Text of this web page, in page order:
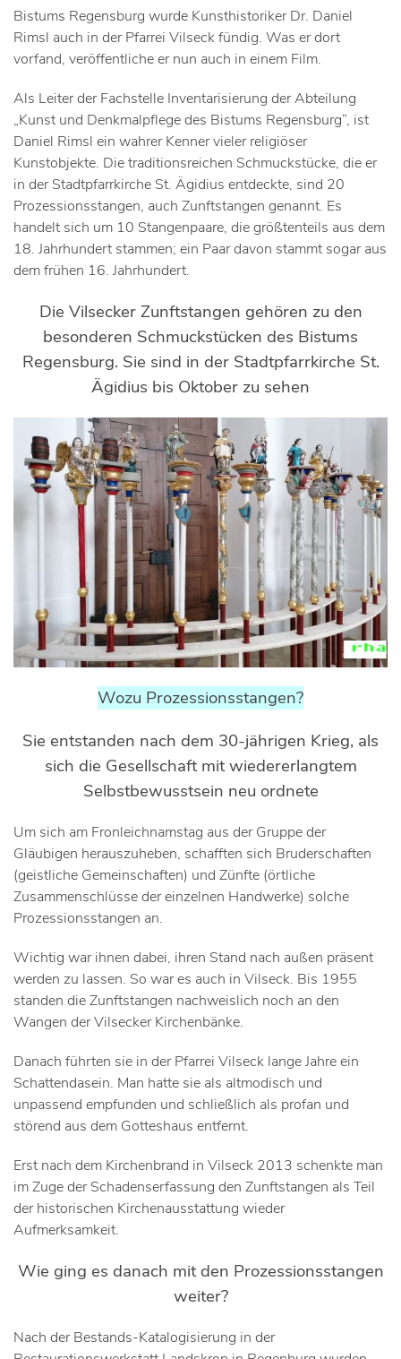
Bistums Regensburg wurde Kunsthistoriker Dr. Daniel
Rimsl auch in der Pfarrei Vilseck fündig. Was er dort
vorfand, veröffentliche er nun auch in einem Film.
Als Leiter der Fachstelle Inventarisierung der Abteilung
„Kunst und Denkmalpflege des Bistums Regensburg“, ist
Daniel Rimsl ein wahrer Kenner vieler religiöser
Kunstobjekte. Die traditionsreichen Schmuckstücke, die er
in der Stadtpfarrkirche St. Ägidius entdeckte, sind 20
Prozessionsstangen, auch Zunftstangen genannt. Es
handelt sich um 10 Stangenpaare, die größtenteils aus dem
18. Jahrhundert stammen; ein Paar davon stammt sogar aus
dem frühen 16. Jahrhundert.
Die Vilsecker Zunftstangen gehören zu den
besonderen Schmuckstücken des Bistums
Regensburg. Sie sind in der Stadtpfarrkirche St.
Ägidius bis Oktober zu sehen
Wozu Prozessionsstangen?
Sie entstanden nach dem 30-jährigen Krieg, als
sich die Gesellschaft mit wiedererlangtem
Selbstbewusstsein neu ordnete
Um sich am Fronleichnamstag aus der Gruppe der
Gläubigen herauszuheben, schafften sich Bruderschaften
(geistliche Gemeinschaften) und Zünfte (örtliche
Zusammenschlüsse der einzelnen Handwerke) solche
Prozessionsstangen an.
Wichtig war ihnen dabei, ihren Stand nach außen präsent
werden zu lassen. So war es auch in Vilseck. Bis 1955
standen die Zunftstangen nachweislich noch an den
Wangen der Vilsecker Kirchenbänke.
Danach führten sie in der Pfarrei Vilseck lange Jahre ein
Schattendasein. Man hatte sie als altmodisch und
unpassend empfunden und schließlich als profan und
störend aus dem Gotteshaus entfernt.
Erst nach dem Kirchenbrand in Vilseck 2013 schenkte man
im Zuge der Schadenserfassung den Zunftstangen als Teil
der historischen Kirchenausstattung wieder
Aufmerksamkeit.
Wie ging es danach mit den Prozessionsstangen
weiter?
Nach der Bestands-Katalogisierung in der